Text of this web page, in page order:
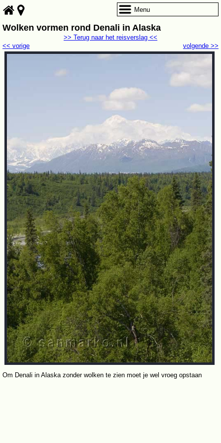
Wolken vormen rond Denali in Alaska
volgende >>
<< vorige
>> Terug naar het reisverslag <<
Om Denali in Alaska zonder wolken te zien moet je wel vroeg opstaan
Menu